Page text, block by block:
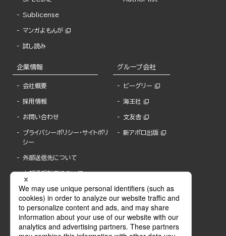
Sublicense
マンガよもんが
試し読み
企業情報
会社概要
採用情報
お問い合わせ
プライバシーポリシー・サイトポリ
シー
外部送信先について
内部通報制度について
グループ会社
ビーグリー
海王社
文友舎
新アポロ出版